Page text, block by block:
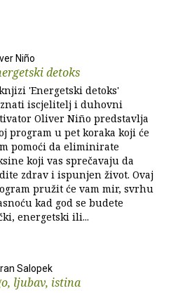
Niño
detoks
'Energetski detoks'
iscjelitelj i duhovni
Oliver Niño predstavlja
program u pet koraka koji će
pomoći da eliminirate
koji vas sprečavaju da
zdrav i ispunjen život. Ovaj
pružit će vam mir, svrhu
kad god se budete
energetski ili...
Salopek
ljubav, istina